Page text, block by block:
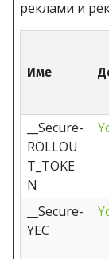
реклами и
Име
__Secure-
ROLLOU
T_TOKE
N
__Secure-
YEC